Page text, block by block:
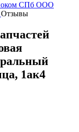
СПб ООО
Отзывы
1ак4